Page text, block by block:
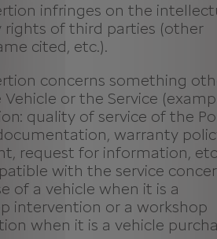
infringes on the
rights of third parties (other
cited, etc.).
concerns something
or the Service
quality of service of the
warranty
request for information,
with the service
of a vehicle when it is a
intervention or a workshop
when it is a vehicle